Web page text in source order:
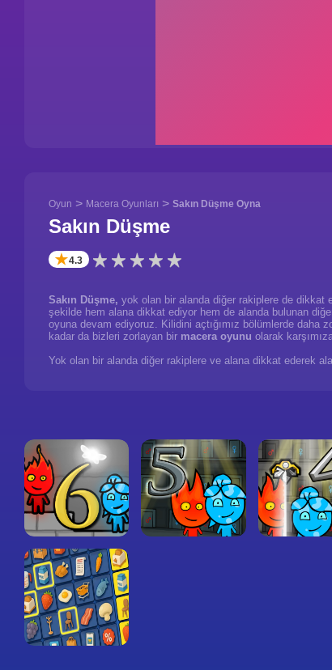
Oyun > Macera Oyunları > Sakın Düşme Oyna
Sakın Düşme
✭4.3
Sakın Düşme, yok olan bir alanda diğer rakiplere de dikkat
şekilde hem alana dikkat ediyor hem de alanda bulunan
oyuna devam ediyoruz. Kilidini açtığımız bölümlerde daha
kadar da bizleri zorlayan bir macera oyunu olarak
Yok olan bir alanda diğer rakiplere ve alana dikkat ederek